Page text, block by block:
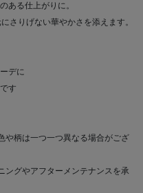
ある仕上がりに。
さりげない華やかさを添えます。
デに
す
や柄は一つ一つ異なる場合がござ
ングやアフターメンテナンスを承